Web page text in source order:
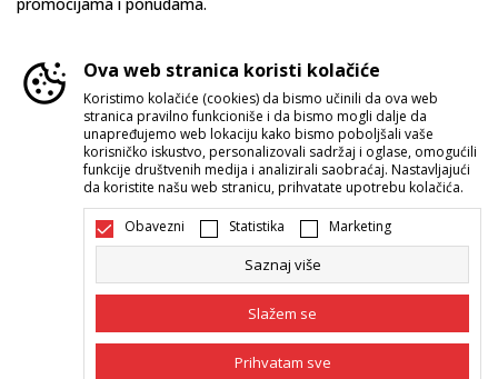
Srbija Promenite
Nastojimo da budemo što precizniji u opisu proizvoda, prikazu slika i
Ova web stranica koristi kolačiće
Koristimo kolačiće (cookies) da bismo učinili da ova web
stranica pravilno funkcioniše i da bismo mogli dalje da
unapređujemo web lokaciju kako bismo poboljšali vaše
korisničko iskustvo, personalizovali sadržaj i oglase, omogućili
funkcije društvenih medija i analizirali saobraćaj. Nastavljajući
da koristite našu web stranicu, prihvatate upotrebu kolačića.
Obavezni Statistika Marketing
Saznaj više
Slažem se
Prihvatam sve